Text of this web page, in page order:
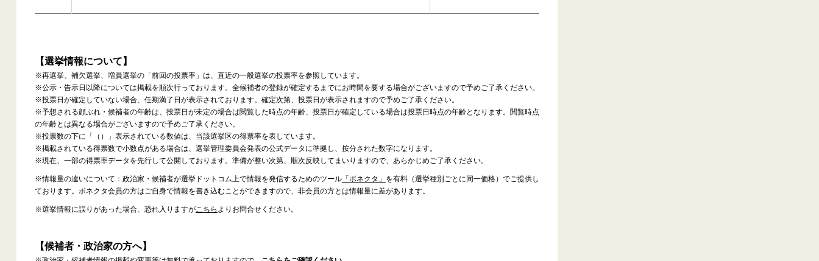
【選挙情報について】
※再選挙、補欠選挙、増員選挙の「前回の投票率」は、直近の一般選挙の投票率を参照しています。
※公示・告示日以降については掲載を順次行っております。全候補者の登録が確定するまでにお時間を要する場合がございますので予めご了承ください。
※投票日が確定していない場合、任期満了日が表示されております。確定次第、投票日が表示されますので予めご了承ください。
※予想される顔ぶれ・候補者の年齢は、投票日が未定の場合は閲覧した時点の年齢、投票日が確定している場合は投票日時点の年齢となります。閲覧時点
の年齢とは異なる場合がございますので予めご了承ください。
※投票数の下に「（）」表示されている数値は、当該選挙区の得票率を表しています。
※掲載されている得票数で小数点がある場合は、選挙管理委員会発表の公式データに準拠し、按分された数字になります。
※現在、一部の得票率データを先行して公開しております。準備が整い次第、順次反映してまいりますので、あらかじめご了承ください。
※情報量の違いについて：政治家・候補者が選挙ドットコム上で情報を発信するためのツール「ボネクタ」 を有料（選挙種別ごとに同一価格）でご提供し
ております。ボネクタ会員の方はご自身で情報を書き込むことができますので、非会員の方とは情報量に差があります。
※選挙情報に誤りがあった場合、恐れ入りますがこちら よりお問合せください。
【候補者・政治家の方へ】